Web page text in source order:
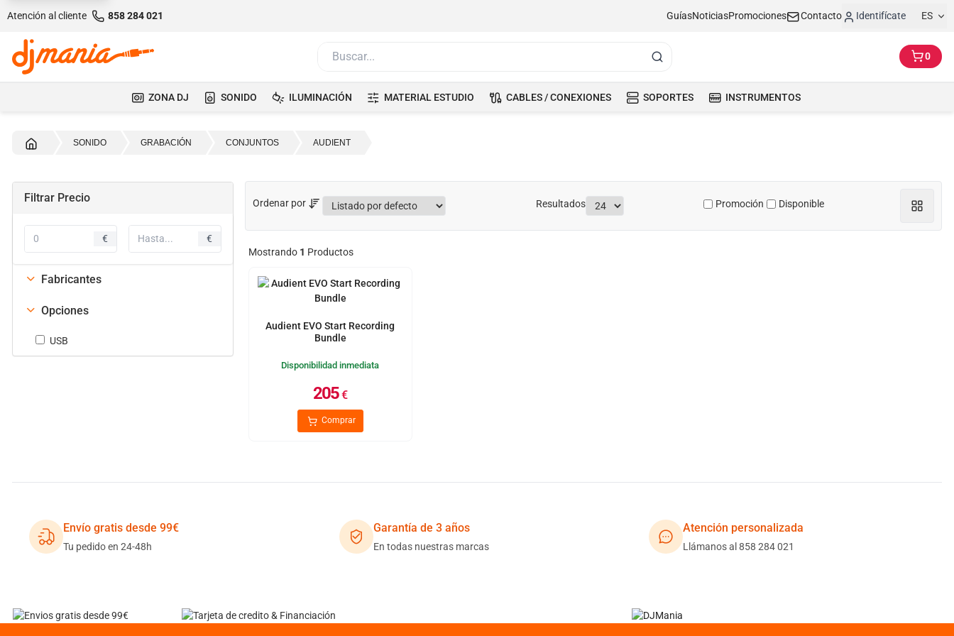
Atención al cliente 858 284 021 GuíasNoticiasPromociones Contacto Identifícate ES
0
ZONA DJ SONIDO ILUMINACIÓN MATERIAL ESTUDIO CABLES / CONEXIONES SOPORTES INSTRUMENTOS
SONIDO GRABACIÓN CONJUNTOS AUDIENT
Filtrar Precio
€ €
Fabricantes
Opciones
USB
Ordenar por Resultados Promoción Disponible
Mostrando 1 Productos
Audient EVO Start Recording
Bundle
Disponibilidad inmediata
205€
Comprar
Envío gratis desde 99€
Tu pedido en 24-48h
Garantía de 3 años
En todas nuestras marcas
Atención personalizada
Llámanos al 858 284 021